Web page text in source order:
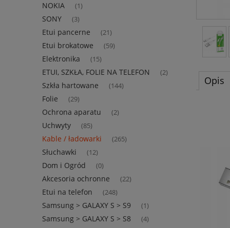
NOKIA (1)
SONY (3)
Etui pancerne (21)
Etui brokatowe (59)
Elektronika (15)
ETUI, SZKŁA, FOLIE NA TELEFON (2)
Szkła hartowane (144)
Folie (29)
Ochrona aparatu (2)
Uchwyty (85)
Kable / ładowarki (265)
Słuchawki (12)
Dom i Ogród (0)
Akcesoria ochronne (22)
Etui na telefon (248)
Samsung > GALAXY S > S9 (1)
Samsung > GALAXY S > S8 (4)
Opis